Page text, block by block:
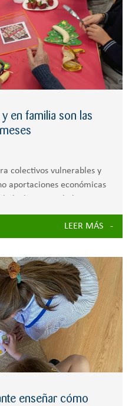
en familia son las
colectivos vulnerables y
aportaciones económicas
en actividades de
LEER MÁS
enseñar cómo